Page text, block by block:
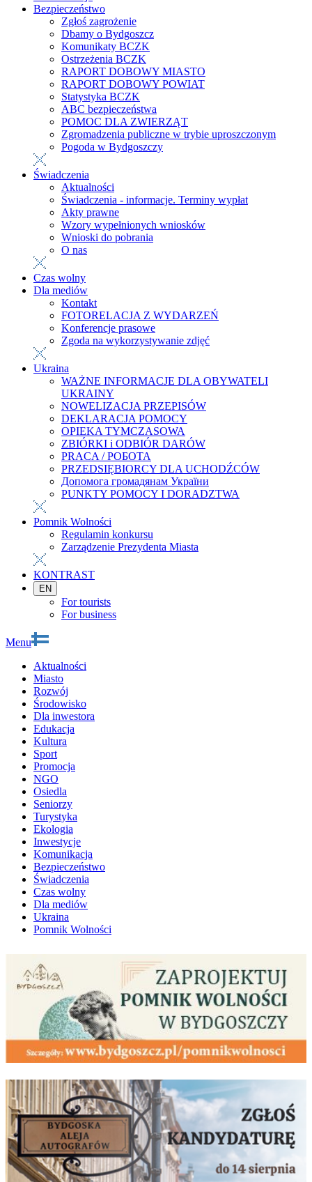
Bezpieczeństwo
Zgłoś zagrożenie
Dbamy o Bydgoszcz
Komunikaty BCZK
Ostrzeżenia BCZK
RAPORT DOBOWY MIASTO
RAPORT DOBOWY POWIAT
Statystyka BCZK
ABC bezpieczeństwa
POMOC DLA ZWIERZĄT
Zgromadzenia publiczne w trybie uproszczonym
Pogoda w Bydgoszczy
Świadczenia
Aktualności
Świadczenia - informacje. Terminy wypłat
Akty prawne
Wzory wypełnionych wniosków
Wnioski do pobrania
O nas
Czas wolny
Dla mediów
Kontakt
FOTORELACJA Z WYDARZEŃ
Konferencje prasowe
Zgoda na wykorzystywanie zdjęć
Ukraina
WAŻNE INFORMACJE DLA OBYWATELI
UKRAINY
NOWELIZACJA PRZEPISÓW
DEKLARACJA POMOCY
OPIEKA TYMCZASOWA
ZBIÓRKI i ODBIÓR DARÓW
PRACA / РОБОТА
PRZEDSIĘBIORCY DLA UCHODŹCÓW
Допомога громадянам України
PUNKTY POMOCY I DORADZTWA
Pomnik Wolności
Regulamin konkursu
Zarządzenie Prezydenta Miasta
KONTRAST
EN
For tourists
For business
Menu
Aktualności
Miasto
Rozwój
Środowisko
Dla inwestora
Edukacja
Kultura
Sport
Promocja
NGO
Osiedla
Seniorzy
Turystyka
Ekologia
Inwestycje
Komunikacja
Bezpieczeństwo
Świadczenia
Czas wolny
Dla mediów
Ukraina
Pomnik Wolności